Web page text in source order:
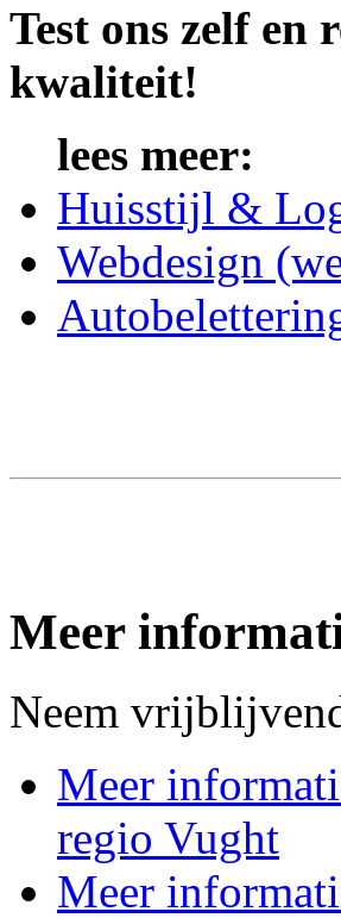
Test ons zelf en
kwaliteit!
lees meer:
Huisstijl &
Webdesign
Meer
Neem
Meer
regio Vught
Meer